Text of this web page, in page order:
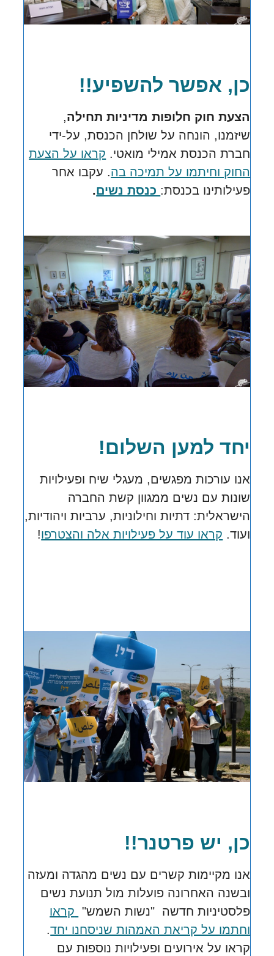
כן, יש פרטנר!!
אנו מקיימות קשרים עם נשים מהגדה ומעזה
ובשנה האחרונה פועלות מול תנועת נשים
פלסטיניות חדשה "נשות השמש" קראו
וחתמו על קריאת האמהות שניסחנו יחד.
קראו על אירועים ופעילויות נוספות עם
כן, אפשר להשפיע!!
הצעת חוק חלופות מדיניות תחילה,
שיזמנו, הונחה על שולחן הכנסת, על-ידי
חברת הכנסת אמילי מואטי. קראו על הצעת
החוק וחיתמו על תמיכה בה. עקבו אחר
פעילותינו בכנסת: כנסת נשים.
יחד למען השלום!
אנו עורכות מפגשים, מעגלי שיח ופעילויות
שונות עם נשים ממגוון קשת החברה
הישראלית: דתיות וחילוניות, ערביות ויהודיות,
ועוד. קראו עוד על פעילויות אלה והצטרפו!